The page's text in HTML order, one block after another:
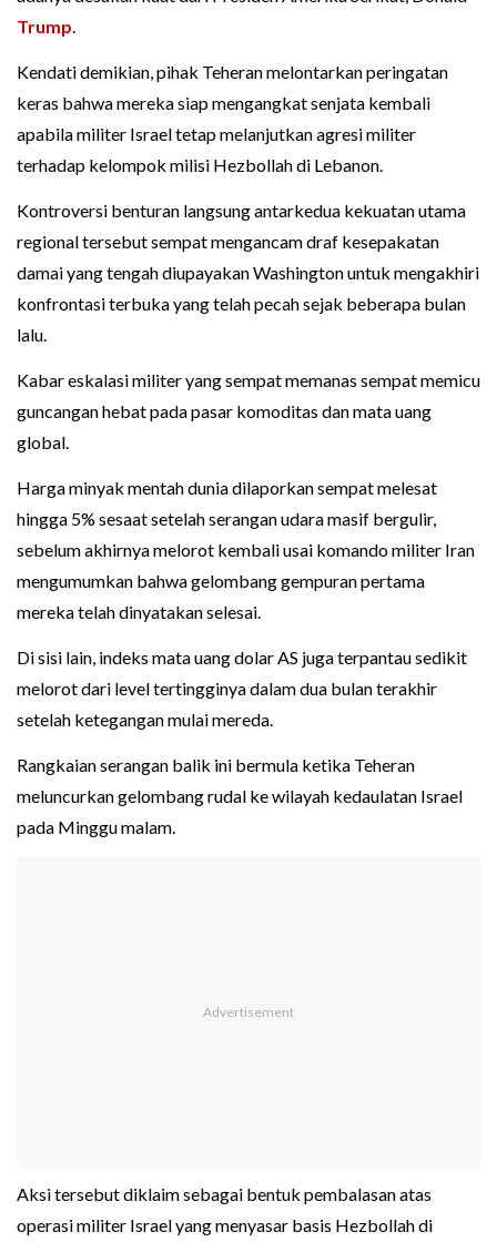
Trump.
Kendati demikian, pihak Teheran melontarkan peringatan
keras bahwa mereka siap mengangkat senjata kembali
apabila militer Israel tetap melanjutkan agresi militer
terhadap kelompok milisi Hezbollah di Lebanon.
Kontroversi benturan langsung antarkedua kekuatan utama
regional tersebut sempat mengancam draf kesepakatan
damai yang tengah diupayakan Washington untuk mengakhiri
konfrontasi terbuka yang telah pecah sejak beberapa bulan
lalu.
Kabar eskalasi militer yang sempat memanas sempat memicu
guncangan hebat pada pasar komoditas dan mata uang
global.
Harga minyak mentah dunia dilaporkan sempat melesat
hingga 5% sesaat setelah serangan udara masif bergulir,
sebelum akhirnya melorot kembali usai komando militer Iran
mengumumkan bahwa gelombang gempuran pertama
mereka telah dinyatakan selesai.
Di sisi lain, indeks mata uang dolar AS juga terpantau sedikit
melorot dari level tertingginya dalam dua bulan terakhir
setelah ketegangan mulai mereda.
Rangkaian serangan balik ini bermula ketika Teheran
meluncurkan gelombang rudal ke wilayah kedaulatan Israel
pada Minggu malam.
Aksi tersebut diklaim sebagai bentuk pembalasan atas
operasi militer Israel yang menyasar basis Hezbollah di